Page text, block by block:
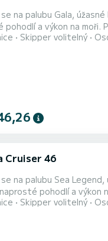
na palubu Gala,
je 12 metrů dlouhá a má 57 koňských sil. 3 kajuty pojmou 8 cestujících při plavbě. Tato
2 hlavicemi se sprchou. Má následující vybavení: Auto-pilot, příď, TV,
Skipper volitelný
Cruiser 46
na palubu Sea
na moři. Loď má 4 kajuty s celkovým komfortem a kapacitou 10
75 koní bude vaším
Skipper volitelný